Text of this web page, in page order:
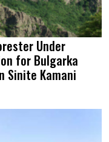
Under
for Bulgarka
Sinite Kamani